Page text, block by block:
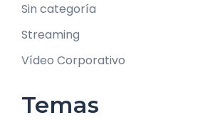
Sin categoría
Streaming
Vídeo Corporativo
Temas